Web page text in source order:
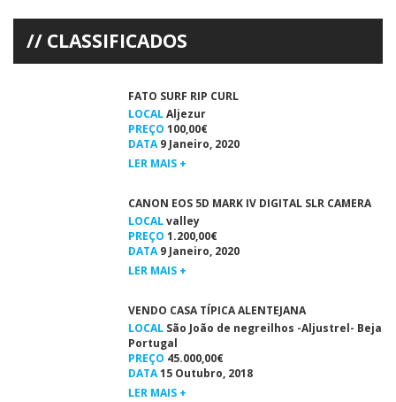
CLASSIFICADOS
FATO SURF RIP CURL
LOCALAljezur
PREÇO 100,00€
DATA9 Janeiro, 2020
LER MAIS +
CANON EOS 5D MARK IV DIGITAL SLR CAMERA
LOCALvalley
PREÇO 1.200,00€
DATA9 Janeiro, 2020
LER MAIS +
VENDO CASA TÍPICA ALENTEJANA
LOCAL São João de negreilhos -Aljustrel- Beja
Portugal
PREÇO 45.000,00€
DATA15 Outubro, 2018
LER MAIS +